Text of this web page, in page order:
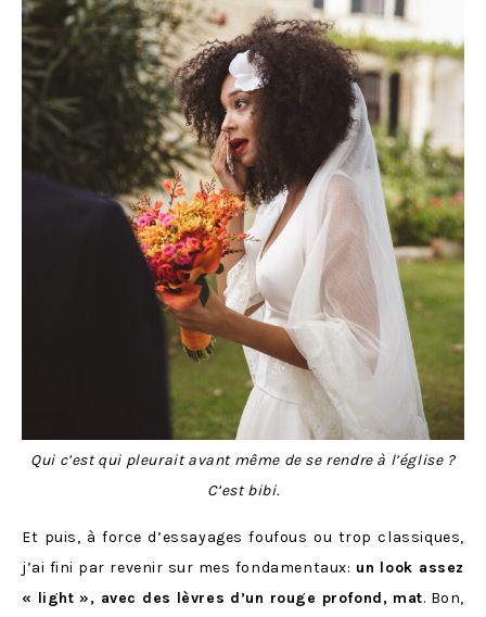
Qui c’est qui pleurait avant même de se rendre à l’église ?
C’est bibi.
Et puis, à force d’essayages foufous ou trop classiques,
j’ai fini par revenir sur mes fondamentaux: un look assez
« light », avec des lèvres d’un rouge profond, mat. Bon,